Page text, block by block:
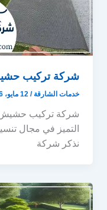
شركة تركيب
خدمات الشارقة /12 مايو، 2026
شركة تركيب حشيش
التميز في مجال
نذكر شركة